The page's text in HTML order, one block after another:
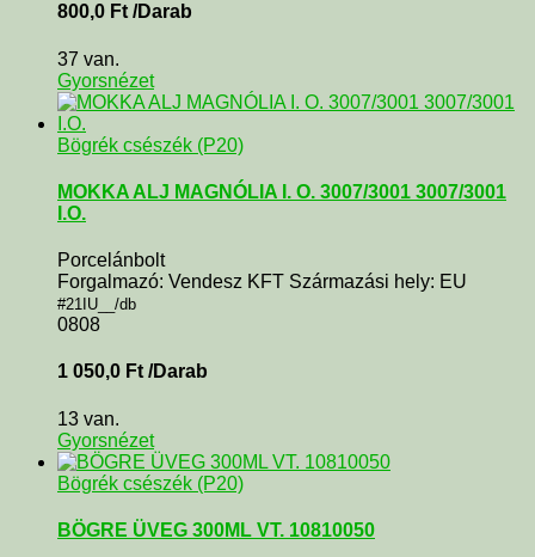
800,0 Ft /Darab
37 van.
Gyorsnézet
Bögrék csészék (P20)
MOKKA ALJ MAGNÓLIA I. O. 3007/3001 3007/3001
I.O.
Porcelánbolt
Forgalmazó: Vendesz KFT Származási hely: EU
#21IU__/db
0808
1 050,0 Ft /Darab
13 van.
Gyorsnézet
Bögrék csészék (P20)
BÖGRE ÜVEG 300ML VT. 10810050